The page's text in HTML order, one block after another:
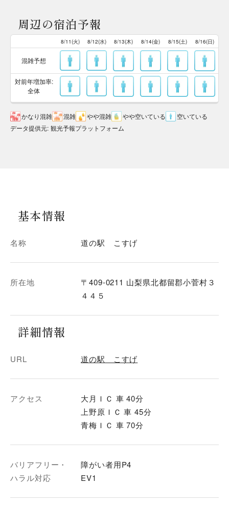
周辺の宿泊予報
8/11(火) 8/12(水) 8/13(木) 8/14(金) 8/15(土) 8/16(日)
混雑予想
対前年増加率:
全体
かなり混雑 混雑 やや混雑 やや空いている
空いている
データ提供元: 観光予報プラットフォーム
基本情報
名称 道の駅 こすげ
所在地
〒409-0211 山梨県北都留郡小菅村３
４４５
詳細情報
URL 道の駅 こすげ
アクセス
大月ＩＣ 車 40分
上野原ＩＣ 車 45分
青梅ＩＣ 車 70分
バリアフリー・
ハラル対応
障がい者用P4
EV1